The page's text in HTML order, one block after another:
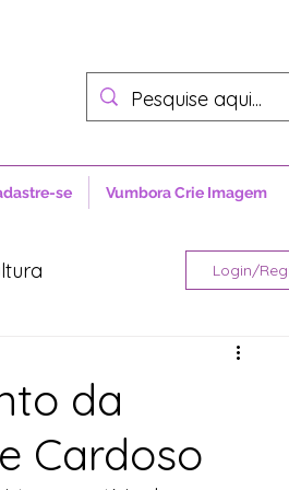
se Vumbora Crie Imagem
Lula
Login/
da
Cardoso